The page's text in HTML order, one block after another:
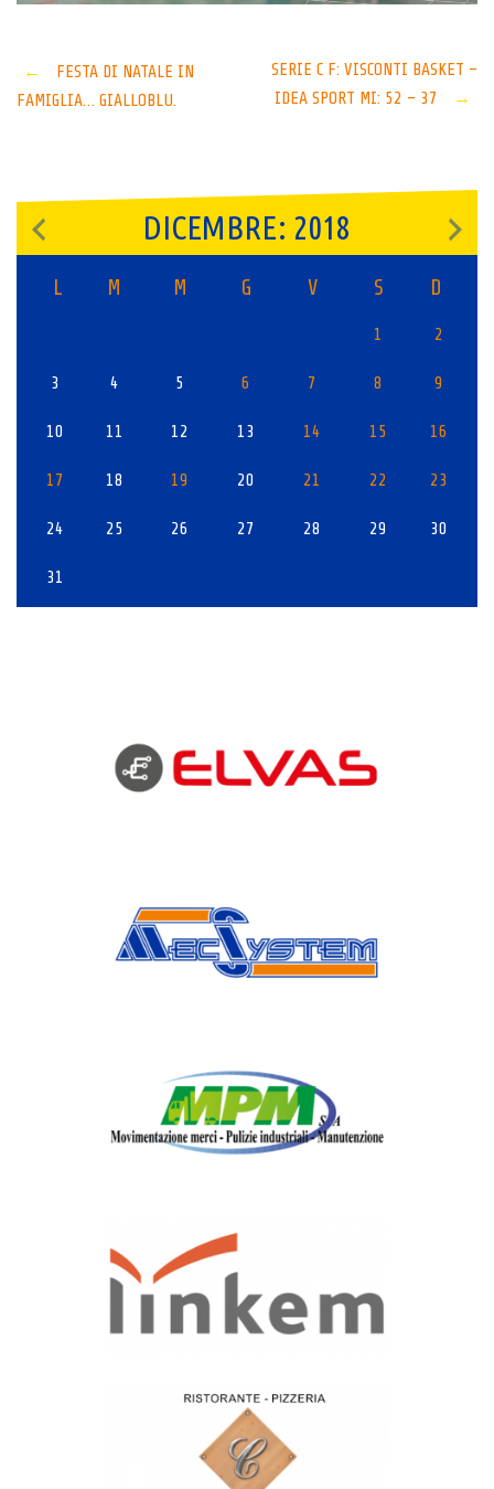
Post
←
FESTA DI NATALE IN
FAMIGLIA… GIALLOBLU.
SERIE C F: VISCONTI BASKET –
IDEA SPORT MI: 52 – 37
→
DICEMBRE: 2018
L M M G V S D
1 2
3 4 5 6 7 8 9
10 11 12 13 14 15 16
17 18 19 20 21 22 23
24 25 26 27 28 29 30
31